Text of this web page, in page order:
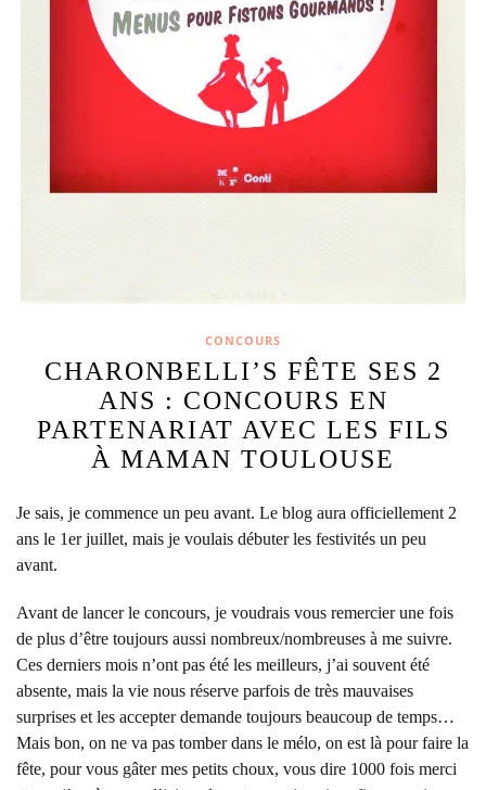
CONCOURS
CHARONBELLI’S FÊTE SES 2
ANS : CONCOURS EN
PARTENARIAT AVEC LES FILS
À MAMAN TOULOUSE
Je sais, je commence un peu avant. Le blog aura officiellement 2
ans le 1er juillet, mais je voulais débuter les festivités un peu
avant.
Avant de lancer le concours, je voudrais vous remercier une fois
de plus d’être toujours aussi nombreux/nombreuses à me suivre.
Ces derniers mois n’ont pas été les meilleurs, j’ai souvent été
absente, mais la vie nous réserve parfois de très mauvaises
surprises et les accepter demande toujours beaucoup de temps…
Mais bon, on ne va pas tomber dans le mélo, on est là pour faire la
fête, pour vous gâter mes petits choux, vous dire 1000 fois merci